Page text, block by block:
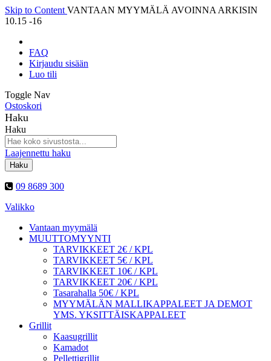
Skip to Content VANTAAN MYYMÄLÄ AVOINNA ARKISIN
10.15 -16
FAQ
Kirjaudu sisään
Luo tili
Toggle Nav
Ostoskori
Haku
Haku
Laajennettu haku
Haku
09 8689 300
Valikko
Vantaan myymälä
MUUTTOMYYNTI
TARVIKKEET 2€ / KPL
TARVIKKEET 5€ / KPL
TARVIKKEET 10€ / KPL
TARVIKKEET 20€ / KPL
Tasarahalla 50€ / KPL
MYYMÄLÄN MALLIKAPPALEET JA DEMOT
YMS. YKSITTÄISKAPPALEET
Grillit
Kaasugrillit
Kamadot
Pellettigrillit